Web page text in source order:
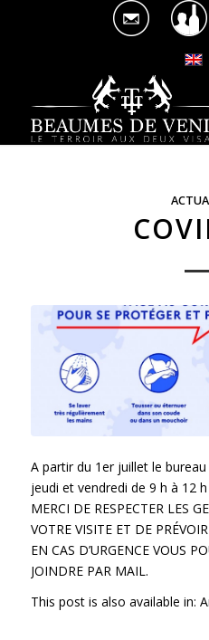
A partir du 1er juillet le
jeudi et vendredi de 9 h à 12 h
MERCI DE RESPECTER LES
VOTRE VISITE ET DE
EN CAS D’URGENCE VOUS
JOINDRE PAR MAIL.
This post is also available in: